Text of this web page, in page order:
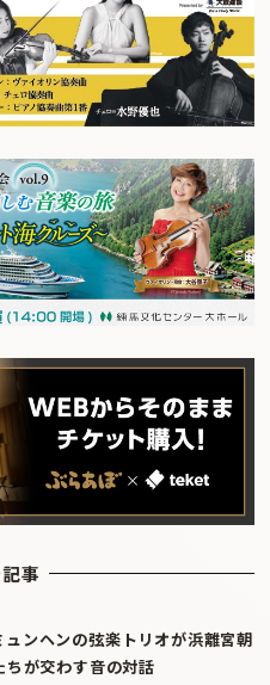
事
ンヘンの弦楽トリオが浜離宮朝
ちが交わす音の対話